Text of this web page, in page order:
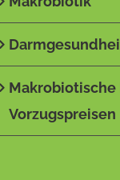
Vorzugspreisen